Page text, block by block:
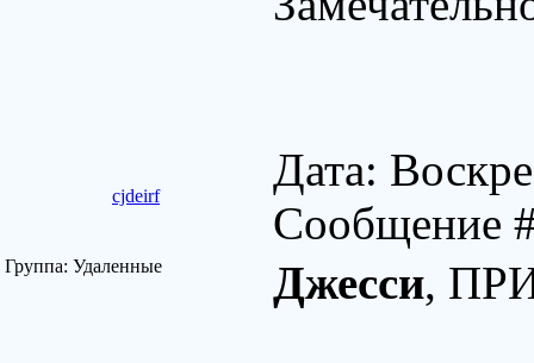
cjdeirf
Дата:
Сообщение
Группа: Удаленные Джесси,